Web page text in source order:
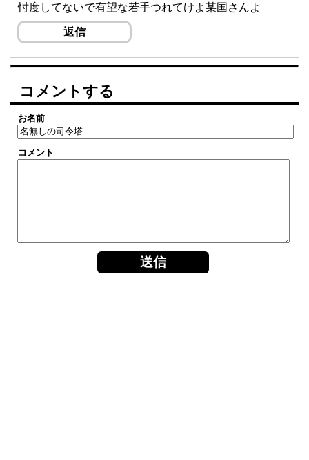
忖度してないで有望な若手つれてけよ某国さんよ
返信
コメントする
お名前
コメント